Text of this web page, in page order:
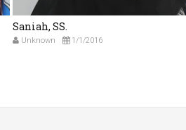
Saniah, SS.
Unknown 1/1/2016